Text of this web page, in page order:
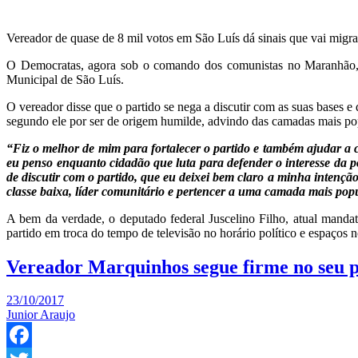
Vereador de quase de 8 mil votos em São Luís dá sinais que vai
O Democratas, agora sob o comando dos comunistas no
Municipal de São Luís.
O vereador disse que o partido se nega a discutir com as suas
segundo ele por ser de origem humilde, advindo das camadas mais
“Fiz o melhor de mim para fortalecer o partido e também ajudar
eu penso enquanto cidadão que luta para defender o interesse
de discutir com o partido, que eu deixei bem claro a minha
classe baixa, líder comunitário e pertencer a uma camada mais
A bem da verdade, o deputado federal Juscelino Filho, atual
partido em troca do tempo de televisão no horário político e espaços
Vereador Marquinhos segue firme no seu
23/10/2017
Junior Araujo